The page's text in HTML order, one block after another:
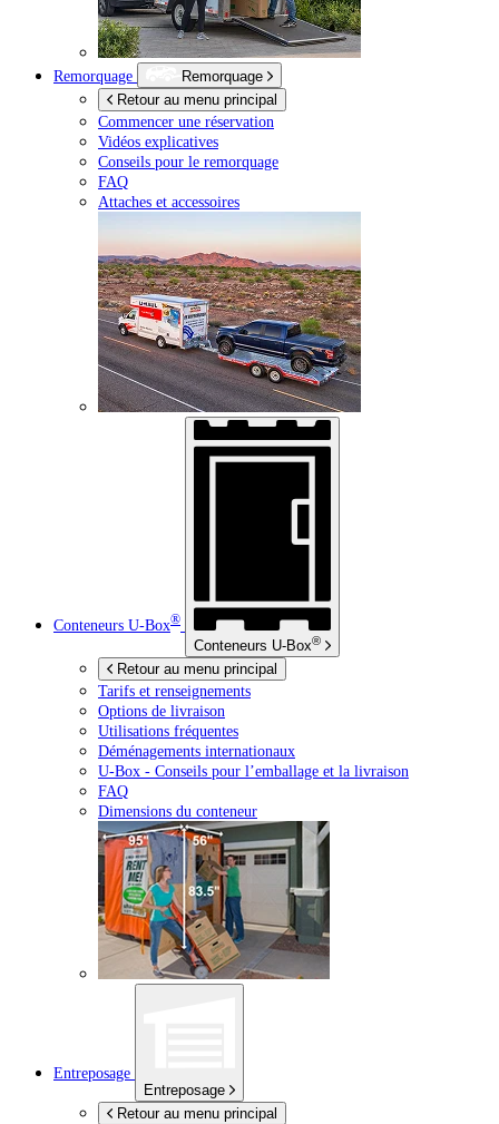
Remorquage
Remorquage
Retour au menu principal
Commencer une réservation
Vidéos explicatives
Conseils pour le remorquage
FAQ
Attaches et accessoires
Conteneurs U-Box®
Conteneurs U-Box®
Retour au menu principal
Tarifs et renseignements
Options de livraison
Utilisations fréquentes
Déménagements internationaux
U-Box - Conseils pour l’emballage et la livraison
FAQ
Dimensions du conteneur
Entreposage
Entreposage
Retour au menu principal